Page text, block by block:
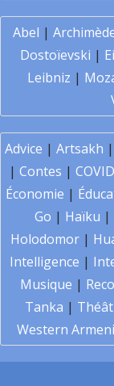
Abel |
Dostoïevski |
Leibniz |
Advice | Artsakh |
| Contes |
Économie |
Go | Haïku |
Holodomor |
Intelligence |
Musique |
Tanka |
Western